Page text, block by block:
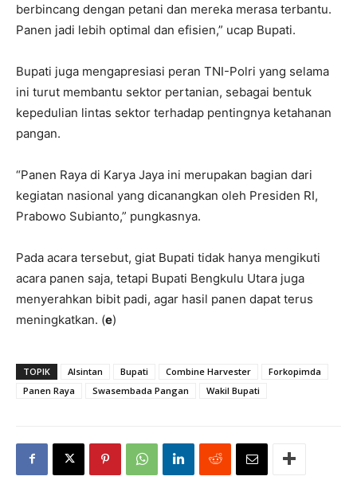
berbincang dengan petani dan mereka merasa terbantu.
Panen jadi lebih optimal dan efisien,” ucap Bupati.
Bupati juga mengapresiasi peran TNI-Polri yang selama
ini turut membantu sektor pertanian, sebagai bentuk
kepedulian lintas sektor terhadap pentingnya ketahanan
pangan.
“Panen Raya di Karya Jaya ini merupakan bagian dari
kegiatan nasional yang dicanangkan oleh Presiden RI,
Prabowo Subianto,” pungkasnya.
Pada acara tersebut, giat Bupati tidak hanya mengikuti
acara panen saja, tetapi Bupati Bengkulu Utara juga
menyerahkan bibit padi, agar hasil panen dapat terus
meningkatkan. (e)
TOPIK Alsintan Bupati Combine Harvester
Forkopimda
Panen Raya
Swasembada Pangan Wakil Bupati